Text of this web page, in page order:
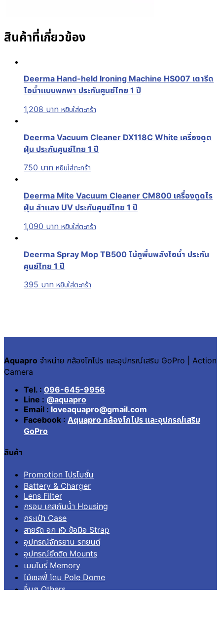
สินค้าที่เกี่ยวข้อง
Deerma Hand-held Ironing Machine HS007 เตารีด
ไอน้ำแบบพกพา ประกันศูนย์ไทย 1 ปี
1,208 บาท หยิบใส่ตะกร้า
Deerma Vacuum Cleaner DX118C White เครื่องดูด
ฝุ่น ประกันศูนย์ไทย 1 ปี
750 บาท หยิบใส่ตะกร้า
Deerma Mite Vacuum Cleaner CM800 เครื่องดูดไร
ฝุ่น ลำแสง UV ประกันศูนย์ไทย 1 ปี
1,090 บาท หยิบใส่ตะกร้า
Deerma Spray Mop TB500 ไม้ถูพื้นพลังไอน้ำ ประกัน
ศูนย์ไทย 1 ปี
395 บาท หยิบใส่ตะกร้า
Aquapro จำหน่าย กล้องโกโปร และอุปกรณ์เสริม GoPro | Action
Camera
Tel. : 096-645-9956
Line : @aquapro
Email : loveaquapro@gmail.com
Facebook : Aquapro กล้องโกโปร และอุปกรณ์เสริม
GoPro
สินค้า
Promotion โปรโมชั่น
Battery & Charger
Lens Filter
กรอบ เคสกันน้ำ Housing
กระเป๋า Case
สายรัด อก หัว ข้อมือ Strap
อุปกรณ์จักรยาน รถยนต์
อุปกรณ์ยึดติด Mounts
เมมโมรี่ Memory
ไม้เซลฟี่ โดม Pole Dome
อื่นๆ Others